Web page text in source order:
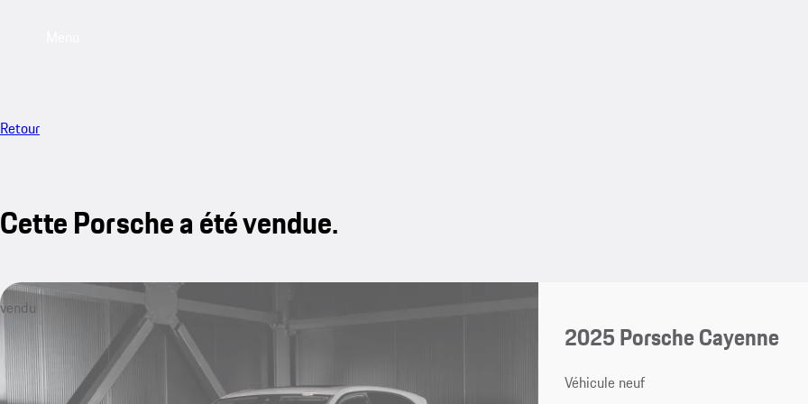
Retour
Cette Porsche a été vendue.
vendu
2025 Porsche Cayenne
Véhicule neuf